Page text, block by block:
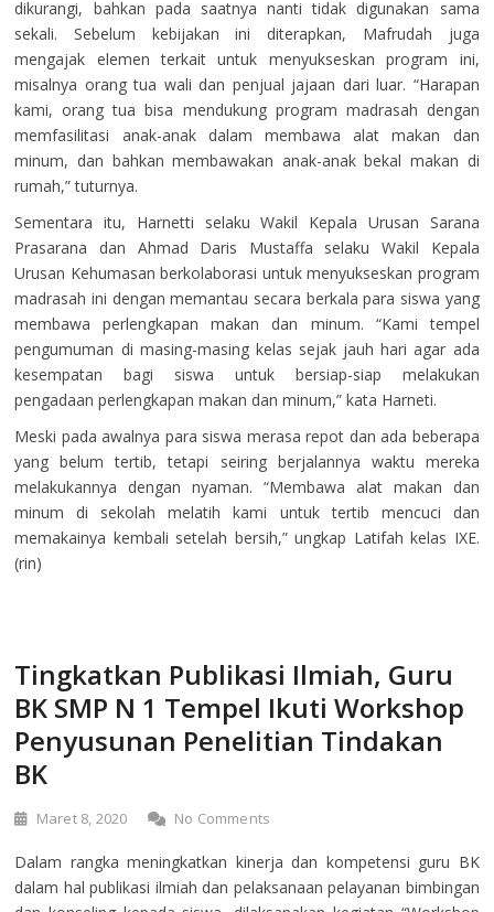
dikurangi, bahkan pada saatnya nanti tidak digunakan sama
sekali. Sebelum kebijakan ini diterapkan, Mafrudah juga
mengajak elemen terkait untuk menyukseskan program ini,
misalnya orang tua wali dan penjual jajaan dari luar. “Harapan
kami, orang tua bisa mendukung program madrasah dengan
memfasilitasi anak-anak dalam membawa alat makan dan
minum, dan bahkan membawakan anak-anak bekal makan di
rumah,” tuturnya.
Sementara itu, Harnetti selaku Wakil Kepala Urusan Sarana
Prasarana dan Ahmad Daris Mustaffa selaku Wakil Kepala
Urusan Kehumasan berkolaborasi untuk menyukseskan program
madrasah ini dengan memantau secara berkala para siswa yang
membawa perlengkapan makan dan minum. “Kami tempel
pengumuman di masing-masing kelas sejak jauh hari agar ada
kesempatan bagi siswa untuk bersiap-siap melakukan
pengadaan perlengkapan makan dan minum,” kata Harneti.
Meski pada awalnya para siswa merasa repot dan ada beberapa
yang belum tertib, tetapi seiring berjalannya waktu mereka
melakukannya dengan nyaman. “Membawa alat makan dan
minum di sekolah melatih kami untuk tertib mencuci dan
memakainya kembali setelah bersih,” ungkap Latifah kelas IXE.
(rin)
Tingkatkan Publikasi Ilmiah, Guru
BK SMP N 1 Tempel Ikuti Workshop
Penyusunan Penelitian Tindakan
BK
Maret 8, 2020 No Comments
Dalam rangka meningkatkan kinerja dan kompetensi guru BK
dalam hal publikasi ilmiah dan pelaksanaan pelayanan bimbingan